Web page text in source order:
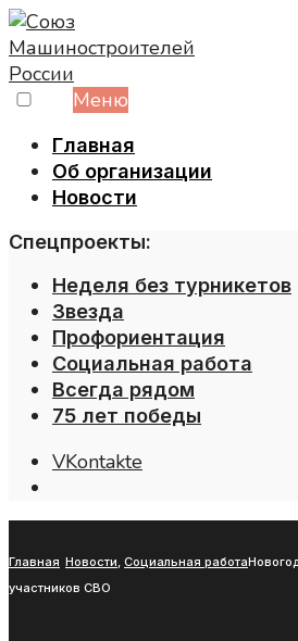
Skip
to
content
Меню
Главная
Об организации
Новости
Спецпроекты:
Неделя без турникетов
Звезда
Профориентация
Социальная работа
Всегда рядом
75 лет победы
VKontakte
Главная Новости, Социальная работа
участников СВО